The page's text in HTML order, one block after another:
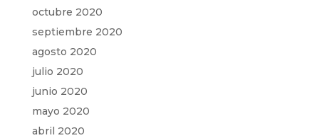
octubre 2020
septiembre 2020
agosto 2020
julio 2020
junio 2020
mayo 2020
abril 2020